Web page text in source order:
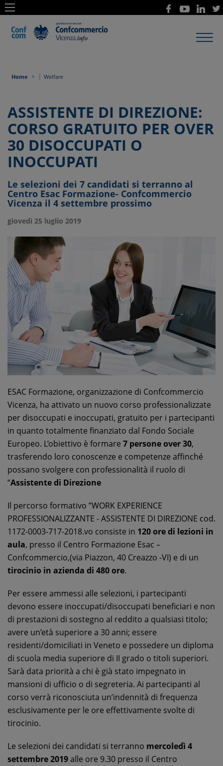
Home | Welfare
ASSISTENTE DI DIREZIONE:
CORSO GRATUITO PER OVER
30 DISOCCUPATI O
INOCCUPATI
Le selezioni dei 7 candidati si terranno al
Centro Esac Formazione- Confcommercio
Vicenza il 4 settembre prossimo
giovedì 25 luglio 2019
ESAC Formazione, organizzazione di Confcommercio
Vicenza, ha attivato un nuovo corso professionalizzate
per disoccupati e inoccupati, gratuito per i partecipanti
in quanto totalmente finanziato dal Fondo Sociale
Europeo. L’obiettivo è formare 7 persone over 30,
trasferendo loro conoscenze e competenze affinché
possano svolgere con professionalità il ruolo di
“Assistente di Direzione
Il percorso formativo ”WORK EXPERIENCE
PROFESSIONALIZZANTE - ASSISTENTE DI DIREZIONE cod.
1172-0003-717-2018 . vo consiste in 120 ore di lezioni in
aula, presso il Centro Formazione Esac –
Confcommercio,(via Piazzon, 40 Creazzo -VI) e di un
tirocinio in azienda di 480 ore.
Per essere ammessi alle selezioni, i partecipanti
devono essere inoccupati/disoccupati beneficiari e non
di prestazioni di sostegno al reddito a qualsiasi titolo;
avere un’età superiore a 30 anni; essere
residenti/domiciliati in Veneto e possedere un diploma
di scuola media superiore di II grado o titoli superiori.
Sarà data priorità a chi è già stato impegnato in
mansioni di ufficio o di segreteria. Ai partecipanti al
corso verrà riconosciuta un’indennità di frequenza
esclusivamente per le ore effettivamente svolte di
tirocinio.
Le selezioni dei candidati si terranno mercoledì 4
settembre 2019alle ore 9.30 presso il Centro